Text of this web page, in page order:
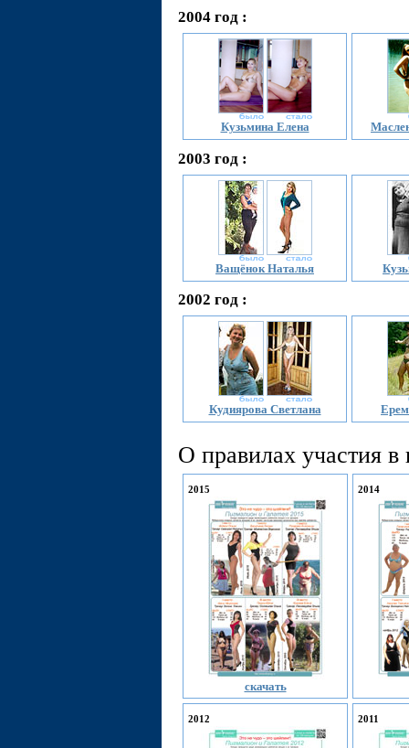
2004 год :
Кузьмина Елена
2003 год :
Ващёнок Наталья
2002 год :
Кудиярова Светлана
О правилах участия
2015
скачать
2014
2012 2011